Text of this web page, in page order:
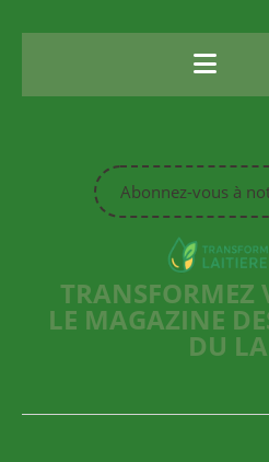
Abonnez-vous à
TRANSFORMEZ
LE MAGAZINE
DU